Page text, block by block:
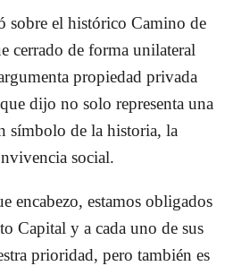
sobre el histórico Camino de
cerrado de forma unilateral
propiedad privada
dijo no solo representa una
símbolo de la historia, la
social.
encabezo, estamos obligados
Capital y a cada uno de sus
prioridad, pero también es